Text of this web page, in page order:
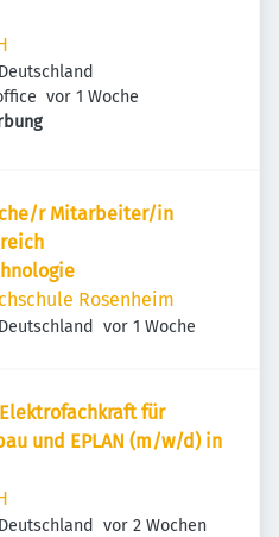
Veröffentlicht
vor 1 Woche
r Mitarbeiter/in
Rosenheim
Veröffentlicht
vor 1 Woche
für
und EPLAN (m/w/d) in
Veröffentlicht
vor 2 Wochen